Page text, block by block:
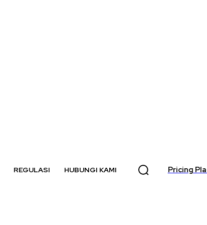
REGULASI HUBUNGI KAMI Pricing